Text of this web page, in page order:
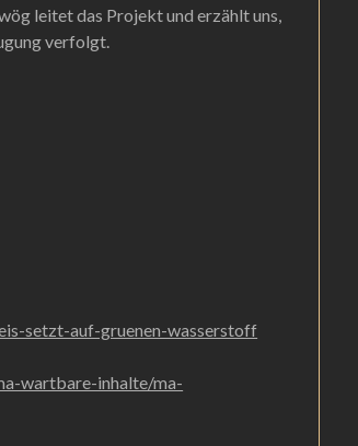
leitet das Projekt und erzählt uns,
verfolgt.
setzt-auf-gruenen-wasserstoff
wartbare-inhalte/ma-